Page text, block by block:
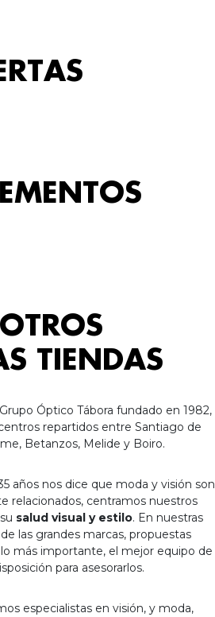
TIENDAS
Óptico Tábora fundado en 1982,
repartidos entre Santiago de
Betanzos, Melide y Boiro.
años nos dice que moda y visión son
relacionados, centramos nuestros
salud visual y estilo. En nuestras
las grandes marcas, propuestas
más importante, el mejor equipo de
para asesorarlos.
especialistas en visión, y moda,